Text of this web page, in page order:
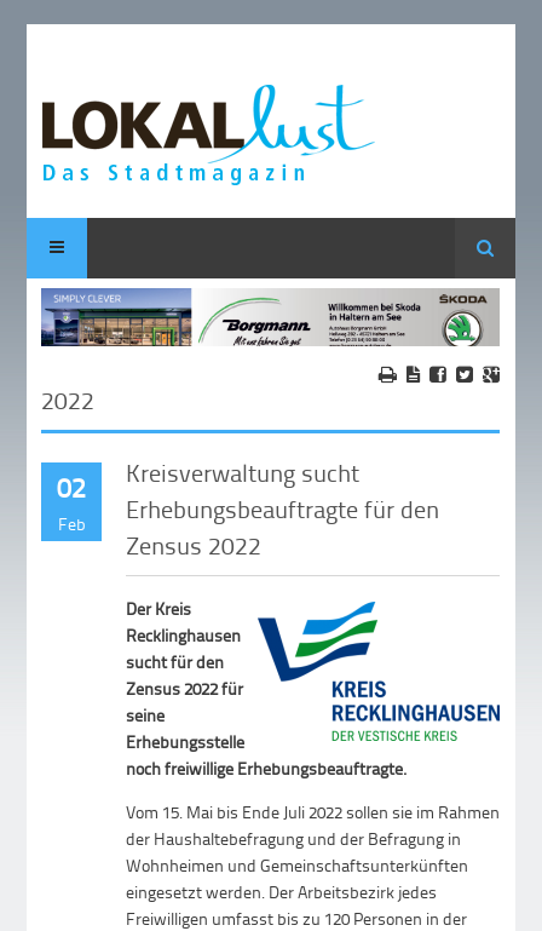
Suche
2022
02
Feb
Kreisverwaltung sucht
Erhebungsbeauftragte für den
Zensus 2022
Der Kreis
Recklinghausen
sucht für den
Zensus 2022 für
seine
Erhebungsstelle
noch freiwillige Erhebungsbeauftragte.
Vom 15. Mai bis Ende Juli 2022 sollen sie im Rahmen
der Haushaltebefragung und der Befragung in
Wohnheimen und Gemeinschaftsunterkünften
eingesetzt werden. Der Arbeitsbezirk jedes
Freiwilligen umfasst bis zu 120 Personen in der